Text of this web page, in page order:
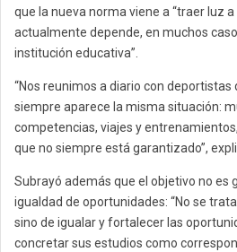
que la nueva norma viene a “traer luz
actualmente depende, en muchos
institución educativa”.
“Nos reunimos a diario con
siempre aparece la misma situación:
competencias, viajes y
que no siempre está garantizado”,
Subrayó además que el objetivo no es
igualdad de oportunidades: “No se
sino de igualar y fortalecer las
concretar sus estudios como